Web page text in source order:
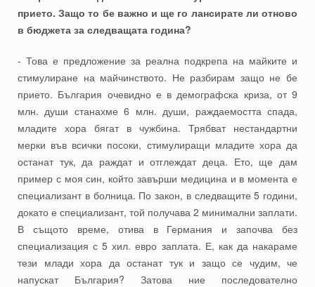
прието. Защо то бе важно и ще го лансирате ли отново
в бюджета за следващата година?
- Това е предложение за реална подкрепа на майките и
стимулиране на майчинството. Не разбирам защо не бе
прието. България очевидно е в демографска криза, от 9
млн. души станахме 6 млн. души, раждаемостта спада,
младите хора бягат в чужбина. Трябват нестандартни
мерки във всички посоки, стимулиращи младите хора да
останат тук, да раждат и отглеждат деца. Ето, ще дам
пример с моя син, който завърши медицина и в момента е
специализант в болница. По закон, в следващите 5 години,
докато е специализант, той получава 2 минимални заплати.
В същото време, отива в Германия и започва без
специализация с 5 хил. евро заплата. Е, как да накараме
тези млади хора да останат тук и защо се чудим, че
напускат България? Затова ние последователно